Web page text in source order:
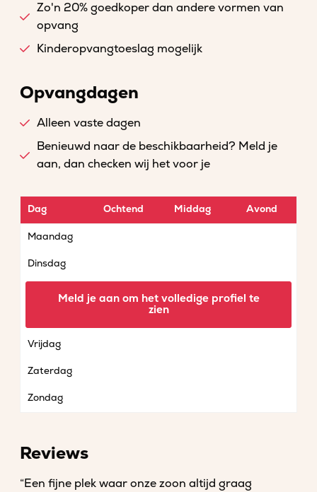
Zo'n 20% goedkoper dan andere vormen van
opvang
Kinderopvangtoeslag mogelijk
Opvangdagen
Alleen vaste dagen
Benieuwd naar de beschikbaarheid? Meld je
aan, dan checken wij het voor je
Dag Ochtend Middag Avond
Maandag
Dinsdag
Vrijdag
Zaterdag
Zondag
Meld je aan om het volledige profiel te
zien
Reviews
“Een fijne plek waar onze zoon altijd graag